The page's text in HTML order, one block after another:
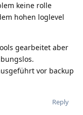
keine rolle
hohen loglevel
gearbeitet aber
vor backup
Reply